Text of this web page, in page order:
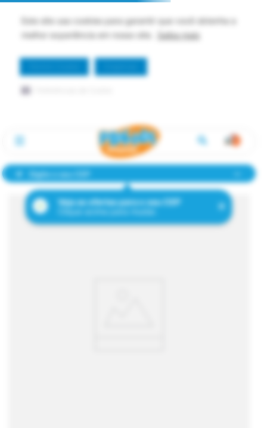
Este site usa cookies para garantir que você obtenha a
melhor experiência em nosso site.
Saiba mais
Digite o seu CEP
Veja as ofertas para o seu CEP